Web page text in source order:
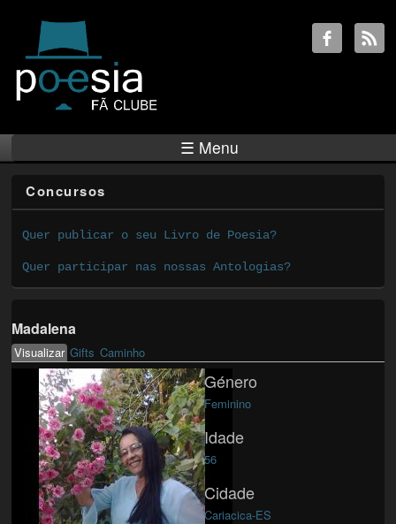
☰ Menu
Concursos
Quer publicar o seu Livro de Poesia?
Quer participar nas nossas Antologias?
Madalena
Primary tabs
Visualizar(active tab)
Gifts Caminho
Género
Feminino
Idade
56
Cidade
Cariacica-ES